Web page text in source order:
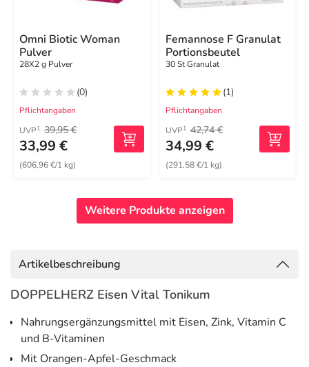
Omni Biotic Woman
Pulver
28X2 g Pulver
(0)
Pflichtangaben
UVP1 39,95 €
33,99 €
(606,96 €/1 kg)
Femannose F Granulat
Portionsbeutel
30 St Granulat
(1)
Pflichtangaben
UVP1 42,74 €
34,99 €
(291,58 €/1 kg)
Weitere Produkte anzeigen
Artikelbeschreibung
DOPPELHERZ Eisen Vital Tonikum
Nahrungsergänzungsmittel mit Eisen, Zink, Vitamin C
und B-Vitaminen
Mit Orangen-Apfel-Geschmack